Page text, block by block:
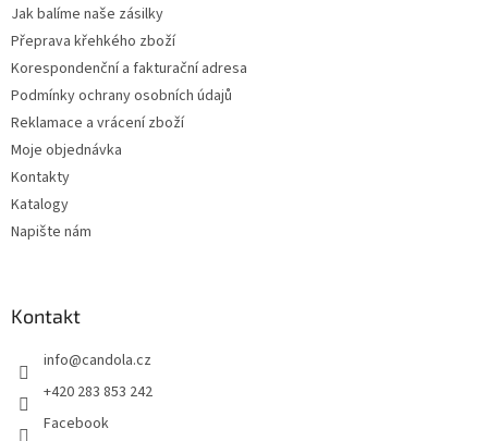
Jak balíme naše zásilky
Přeprava křehkého zboží
Korespondenční a fakturační adresa
Podmínky ochrany osobních údajů
Reklamace a vrácení zboží
Moje objednávka
Kontakty
Katalogy
Napište nám
Kontakt
info@candola.cz
+420 283 853 242
Facebook